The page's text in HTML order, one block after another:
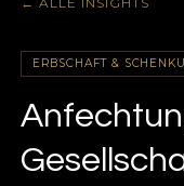
ERBSCHAFT &